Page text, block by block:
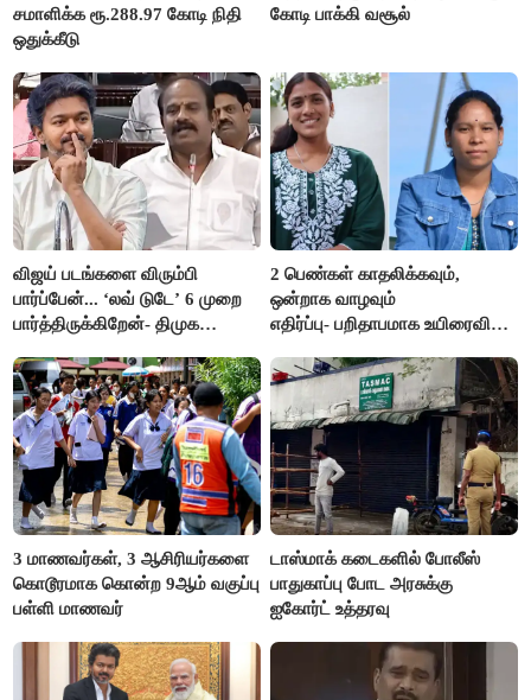
சமாளிக்க ரூ.288.97 கோடி நிதி
ஒதுக்கீடு
கோடி பாக்கி வசூல்
விஜய் படங்களை விரும்பி
பார்ப்பேன்... ‘லவ் டுடே’ 6 முறை
பார்த்திருக்கிறேன்- திமுக
2 பெண்கள் காதலிக்கவும்,
ஒன்றாக வாழவும்
எதிர்ப்பு- பறிதாபமாக உயிரைவிட்ட
3 மாணவர்கள், 3 ஆசிரியர்களை
கொடூரமாக கொன்ற 9ஆம் வகுப்பு
பள்ளி மாணவர்
டாஸ்மாக் கடைகளில் போலீஸ்
பாதுகாப்பு போட அரசுக்கு
ஐகோர்ட் உத்தரவு